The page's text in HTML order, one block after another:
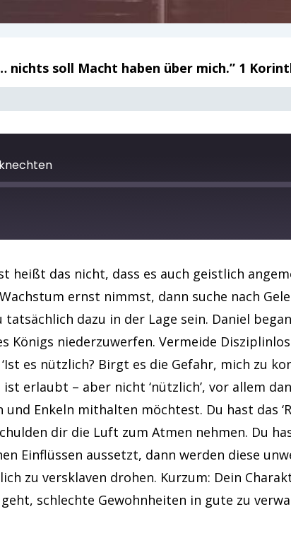
soll Macht haben über mich.” 1
Spotify
heißt das nicht, dass es auch geistlich
ernst nimmst, dann suche nach
dazu in der Lage sein. Daniel
Königs niederzuwerfen. Vermeide
es nützlich? Birgt es die Gefahr, mich zu
erlaubt – aber nicht ‘nützlich’, vor allem
Enkeln mithalten möchtest. Du hast das
dir die Luft zum Atmen nehmen. Du
Einflüssen aussetzt, dann werden diese
zu versklaven drohen. Kurzum: Dein
schlechte Gewohnheiten in gute zu